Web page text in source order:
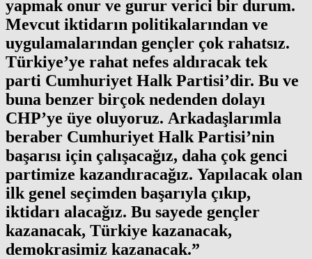
yapmak onur ve gurur verici bir durum.
Mevcut iktidarın politikalarından ve
uygulamalarından gençler çok rahatsız.
Türkiye’ye rahat nefes aldıracak tek
parti Cumhuriyet Halk Partisi’dir. Bu ve
buna benzer birçok nedenden dolayı
CHP’ye üye oluyoruz. Arkadaşlarımla
beraber Cumhuriyet Halk Partisi’nin
başarısı için çalışacağız, daha çok genci
partimize kazandıracağız. Yapılacak olan
ilk genel seçimden başarıyla çıkıp,
iktidarı alacağız. Bu sayede gençler
kazanacak, Türkiye kazanacak,
demokrasimiz kazanacak.”